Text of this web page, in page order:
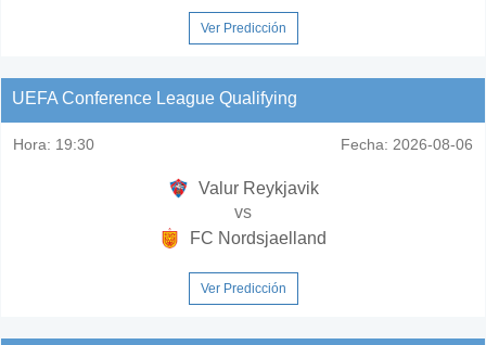
Ver Predicción
UEFA Conference League Qualifying
Hora: 19:30 Fecha: 2026-08-06
Valur Reykjavik
vs
FC Nordsjaelland
Ver Predicción